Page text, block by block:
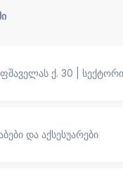
ფშაველას ქ. 30 |
და აქსესუარები